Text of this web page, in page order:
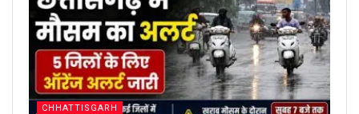
CHHATTISGARH